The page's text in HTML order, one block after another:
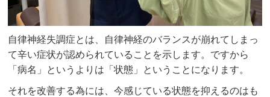
自律神経失調症とは、自律神経のバランスが崩れてしまっ
て辛い症状が認められていることを示します。ですから
「病名」というよりは「状態」ということになります。
それを改善する為には、今感じている状態を抑えるのはも